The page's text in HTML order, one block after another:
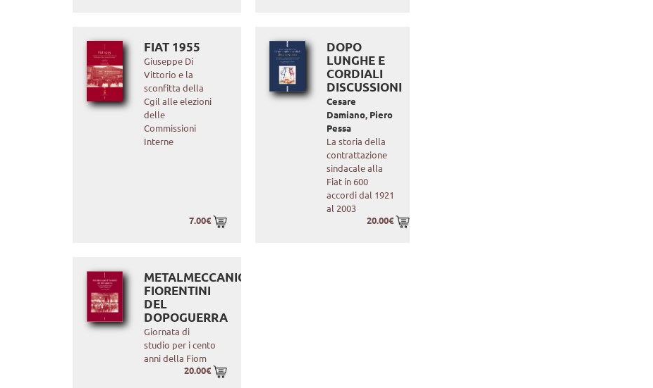
FIAT 1955
Giuseppe Di
Vittorio e la
sconfitta della
Cgil alle elezioni
delle
Commissioni
Interne
7.00€
DOPO
LUNGHE E
CORDIALI
DISCUSSIONI
Cesare
Damiano, Piero
Pessa
La storia della
contrattazione
sindacale alla
Fiat in 600
accordi dal 1921
al 2003
20.00€
METALMECCANICI
FIORENTINI
DEL
DOPOGUERRA
Giornata di
studio per i cento
anni della Fiom
20.00€